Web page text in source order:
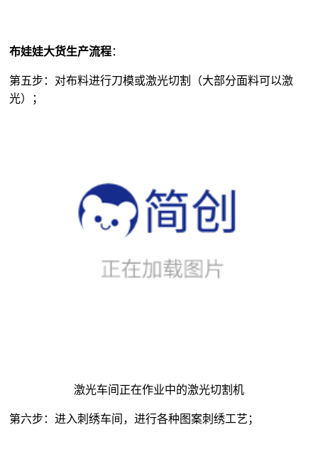
布娃娃大货生产流程：
第五步：对布料进行刀模或激光切割（大部分面料可以激
光）；
激光车间正在作业中的激光切割机
第六步：进入刺绣车间，进行各种图案刺绣工艺；